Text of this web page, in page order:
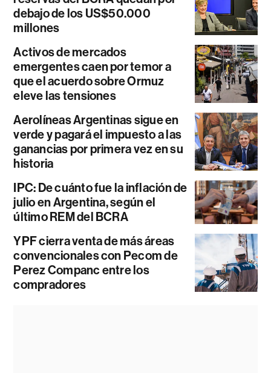
debajo de los US$50.000
millones
Activos de mercados
emergentes caen por temor a
que el acuerdo sobre Ormuz
eleve las tensiones
Aerolíneas Argentinas sigue en
verde y pagará el impuesto a las
ganancias por primera vez en su
historia
IPC: De cuánto fue la inflación de
julio en Argentina, según el
último REM del BCRA
YPF cierra venta de más áreas
convencionales con Pecom de
Perez Companc entre los
compradores